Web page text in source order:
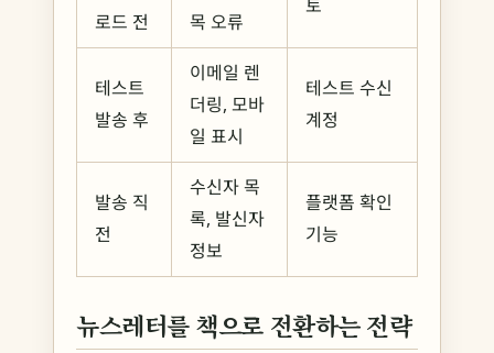
로드 전
목 오류
토
테스트
발송 후
이메일 렌
더링, 모바
일 표시
테스트 수신
계정
발송 직
전
수신자 목
록, 발신자
정보
플랫폼 확인
기능
뉴스레터를 책으로 전환하는 전략